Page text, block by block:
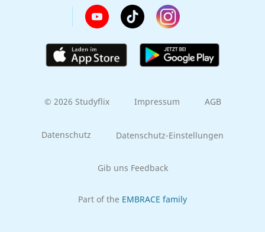
© 2026 Studyflix Impressum AGB
Datenschutz Datenschutz-Einstellungen
Gib uns Feedback
Part of the EMBRACE family